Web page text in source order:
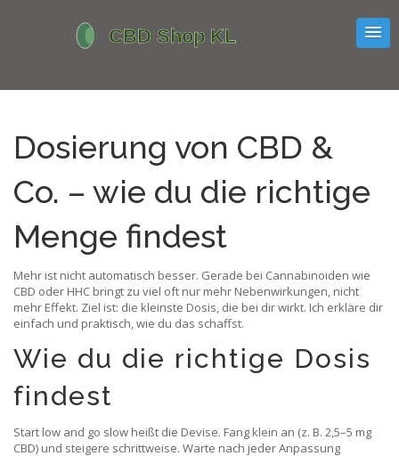
Dosierung von CBD &
Co. – wie du die richtige
Menge findest
Mehr ist nicht automatisch besser. Gerade bei Cannabinoiden wie
CBD oder HHC bringt zu viel oft nur mehr Nebenwirkungen, nicht
mehr Effekt. Ziel ist: die kleinste Dosis, die bei dir wirkt. Ich erkläre dir
einfach und praktisch, wie du das schaffst.
Wie du die richtige Dosis
findest
Start low and go slow heißt die Devise. Fang klein an (z. B. 2,5–5 mg
CBD) und steigere schrittweise. Warte nach jeder Anpassung